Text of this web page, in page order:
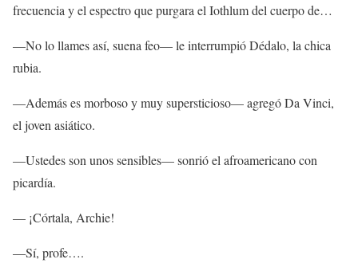
frecuencia y el espectro que purgara el Iothlum del cuerpo de…
—No lo llames así, suena feo— le interrumpió Dédalo, la chica
rubia.
—Además es morboso y muy supersticioso— agregó Da Vinci,
el joven asiático.
—Ustedes son unos sensibles— sonrió el afroamericano con
picardía.
— ¡Córtala, Archie!
—Sí, profe….